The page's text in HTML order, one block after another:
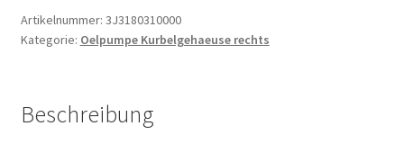
Artikelnummer: 3J3180310000
Kategorie: Oelpumpe Kurbelgehaeuse rechts
Beschreibung